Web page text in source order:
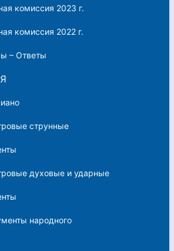
комиссия 2023 г.
комиссия 2022 г.
– Ответы
струнные
духовые и ударные
народного